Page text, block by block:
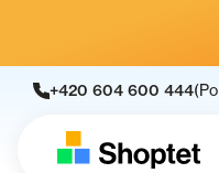
+420 604 600 444